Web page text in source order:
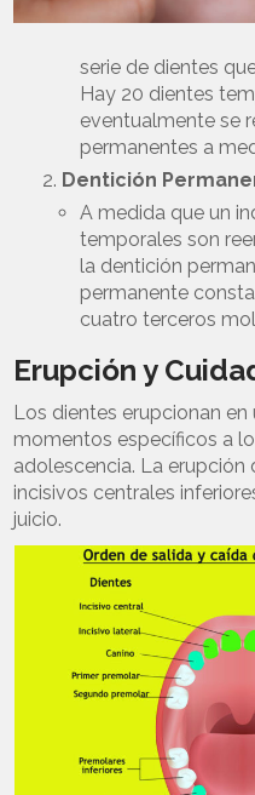
serie de dientes
Hay 20 dientes
eventualmente se
permanentes a
Dentición
A medida que un
temporales son
la dentición
permanente
cuatro terceros
Erupción y
Los dientes erupcionan
momentos específicos a
adolescencia. La
incisivos centrales
juicio.